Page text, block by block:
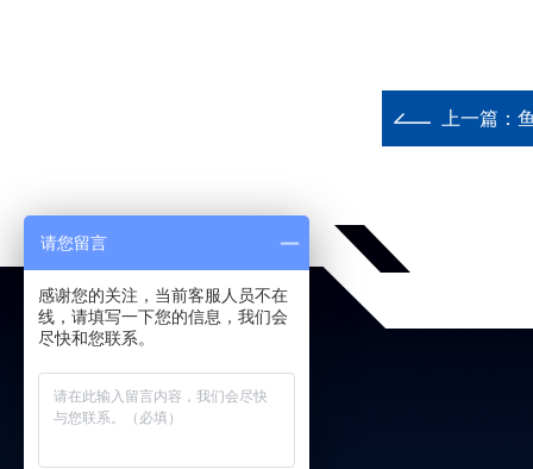
上一篇：
请您留言
感谢您的关注，当前客服人员不在
线，请填写一下您的信息，我们会
尽快和您联系。